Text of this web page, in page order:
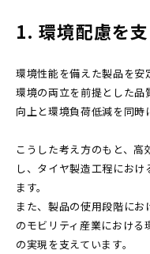
1. 環境配慮を
環境性能を備えた製品を安
環境の両立を前提とした品
向上と環境負荷低減を同時
こうした考え方のもと、
し、タイヤ製造工程にお
ます。
また、製品の使用段階に
のモビリティ産業におけ
の実現を支えています。